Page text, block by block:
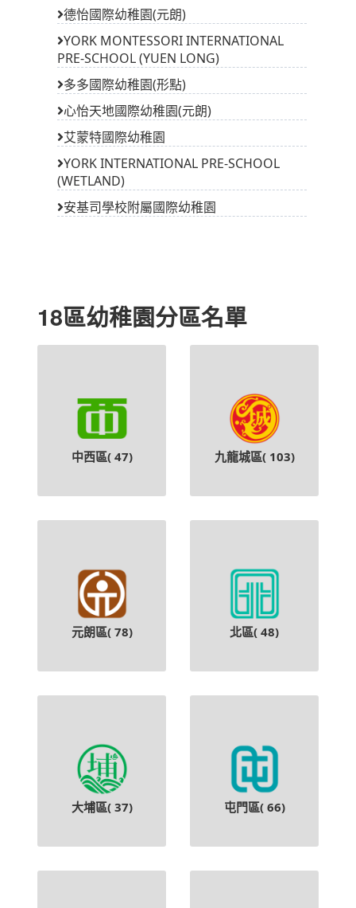
德怡國際幼稚園(元朗)
YORK MONTESSORI INTERNATIONAL
PRE-SCHOOL (YUEN LONG)
多多國際幼稚園(形點)
心怡天地國際幼稚園(元朗)
艾蒙特國際幼稚園
YORK INTERNATIONAL PRE-SCHOOL
(WETLAND)
安基司學校附屬國際幼稚園
18區幼稚園分區名單
中西區( 47) 九龍城區( 103)
元朗區( 78) 北區( 48)
大埔區( 37) 屯門區( 66)